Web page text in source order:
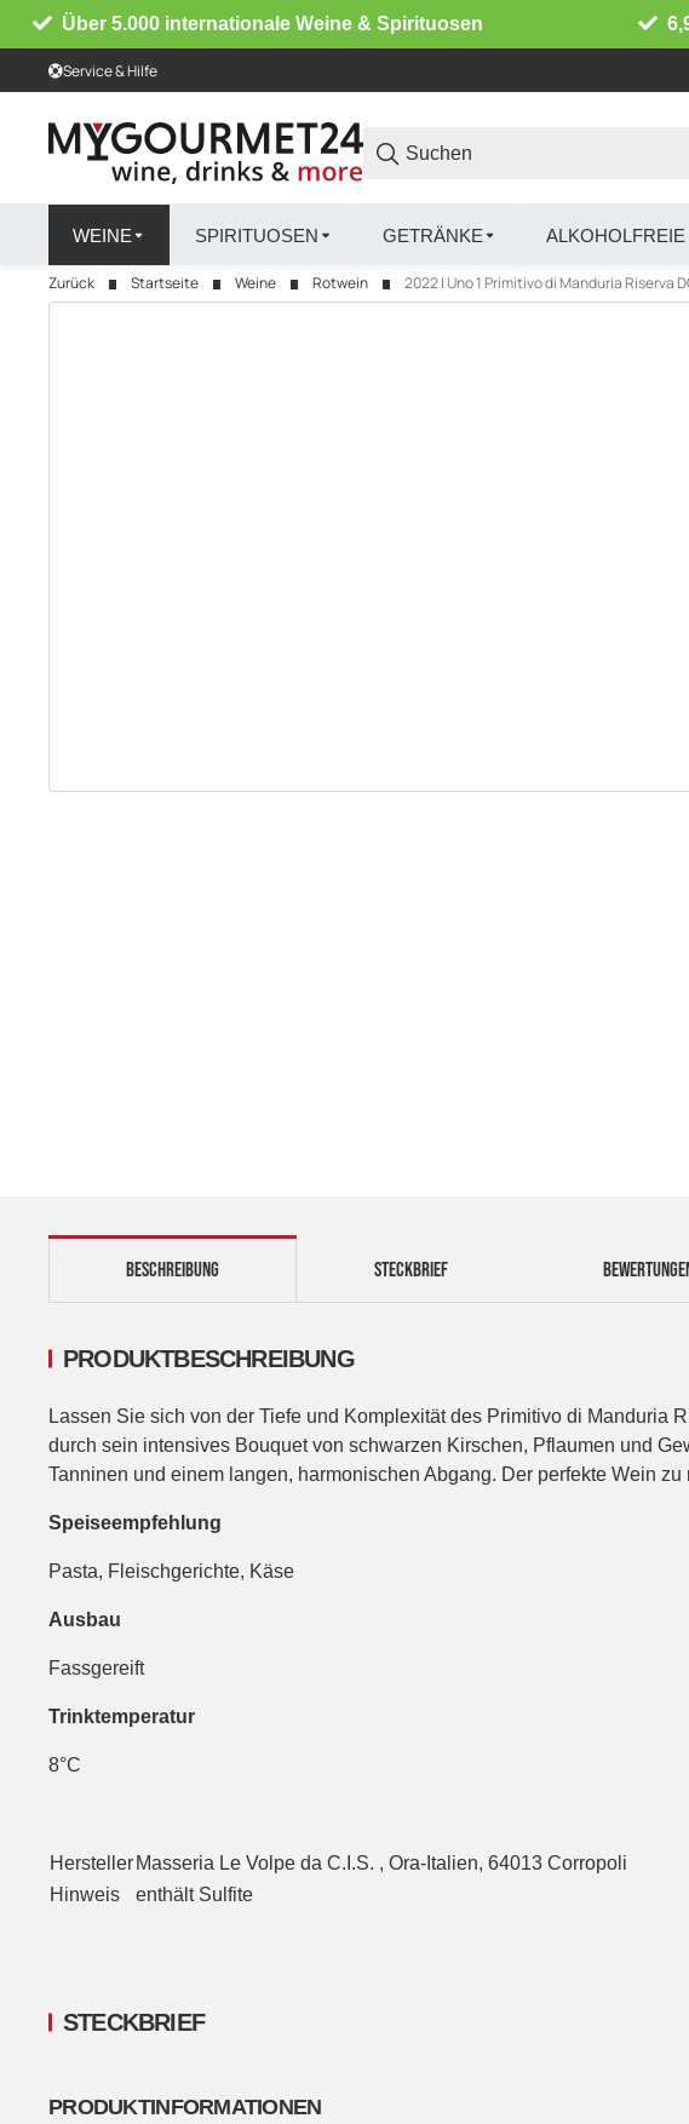
Über 5.000 internationale Weine & Spirituosen
Service & Hilfe
WEINE SPIRITUOSEN GETRÄNKE
Zurück Startseite Weine Rotwein
2022 | Uno 1 Primitivo di Manduria Riserva
STECKBRIEF
BESCHREIBUNG
STECKBRIEF
PRODUKTINFORMATIONEN
PRODUKTBESCHREIBUNG
Lassen Sie sich von der Tiefe und Komplexität des Primitivo di
durch sein intensives Bouquet von schwarzen Kirschen, Pflaumen und
Tanninen und einem langen, harmonischen Abgang. Der perfekte Wein
Speiseempfehlung
Pasta, Fleischgerichte, Käse
Ausbau
Fassgereift
Trinktemperatur
8°C
Hersteller Masseria Le Volpe da C.I.S. , Ora-Italien, 64013 Corropoli
Hinweis
enthält Sulfite